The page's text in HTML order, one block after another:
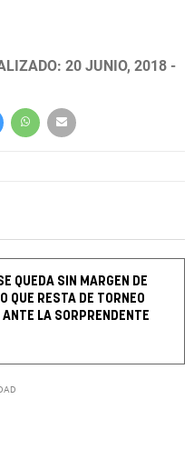
20 JUNIO, 2018 -
QUEDA SIN MARGEN DE
QUE RESTA DE TORNEO
LA SORPRENDENTE